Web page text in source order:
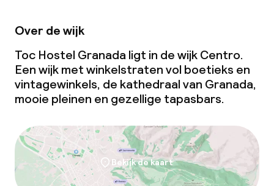
Over de wijk
Toc Hostel Granada ligt in de wijk Centro.
Een wijk met winkelstraten vol boetieks en
vintagewinkels, de kathedraal van Granada,
mooie pleinen en gezellige tapasbars.
Bekijk de kaart